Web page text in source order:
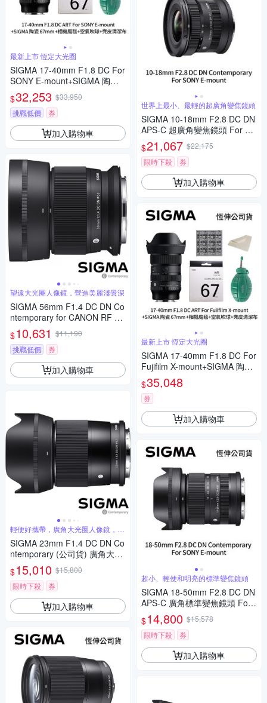
最新上市 恆定大光圈
SIGMA 17-40mm F1.8 DC For
SONY E-mount+SIGMA 陶瓷 6
7mm保護鏡+相機魔毯+BW-13
0吹球+3030麂皮清潔布 (公司
貨)
$32,253 $33,950
挑戰低價
券
加入購物車
望遠大光圈人像鏡，營造美麗淺景深
SIGMA 56mm F1.4 DC DN Co
ntemporary for CANON RF 接
環 (公司貨) 望遠大光圈定焦鏡
人像鏡 APS-C 無反微單眼專用
鏡頭
$10,631 $11,190
挑戰低價
券
加入購物車
輕便好攜帶，廣角大光圈人像鏡，美
麗淺景深
SIGMA 23mm F1.4 DC DN Co
ntemporary (公司貨) 廣角大光
圈定焦鏡 人像鏡 APS-C 無反微
單眼專用鏡頭
$15,010 $15,800
限時下殺
券
加入購物車
世界上最小、最輕的超廣角變焦鏡頭
SIGMA 10-18mm F2.8 DC DN
APS-C 超廣角變焦鏡頭 For SO
NY E-mount (公司貨)
$21,067 $22,175
限時下殺
券
加入購物車
最新上市 恆定大光圈
SIGMA 17-40mm F1.8 DC For
Fujifilm X-mount+SIGMA 陶瓷
67mm保護鏡+相機魔毯+BW-1
30吹球+3030麂皮清潔布 (公司
貨)
$35,048
券
加入購物車
超小、輕便和明亮的標準變焦鏡頭
SIGMA 18-50mm F2.8 DC DN
APS-C 廣角標準變焦鏡頭 For
SONY E-mount (公司貨)
$14,800 $15,578
限時下殺
券
加入購物車